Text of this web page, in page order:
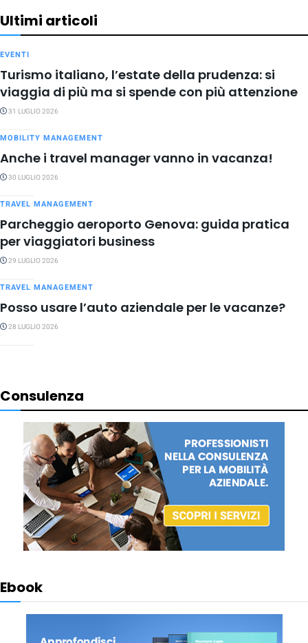
Ultimi articoli
EVENTI
Turismo italiano, l’estate della prudenza: si
viaggia di più ma si spende con più attenzione
31 LUGLIO 2026
MOBILITY MANAGEMENT
Anche i travel manager vanno in vacanza!
30 LUGLIO 2026
TRAVEL MANAGEMENT
Parcheggio aeroporto Genova: guida pratica
per viaggiatori business
29 LUGLIO 2026
TRAVEL MANAGEMENT
Posso usare l’auto aziendale per le vacanze?
28 LUGLIO 2026
Consulenza
Ebook